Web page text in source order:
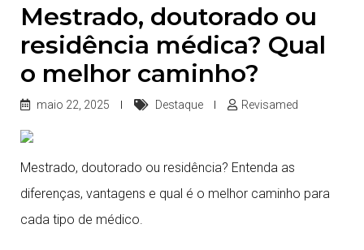
Mestrado, doutorado ou
residência médica? Qual
o melhor caminho?
maio 22, 2025 Destaque Revisamed
Mestrado, doutorado ou residência? Entenda as
diferenças, vantagens e qual é o melhor caminho para
cada tipo de médico.